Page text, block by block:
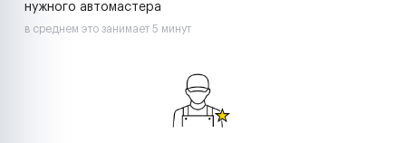
нужного автомастера
в среднем это занимает 5 минут